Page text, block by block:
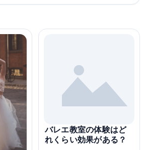
バレエ教室の体験はど
れくらい効果がある？